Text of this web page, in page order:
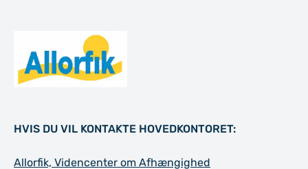
HVIS DU VIL KONTAKTE HOVEDKONTORET:
Allorfik, Videncenter om Afhængighed